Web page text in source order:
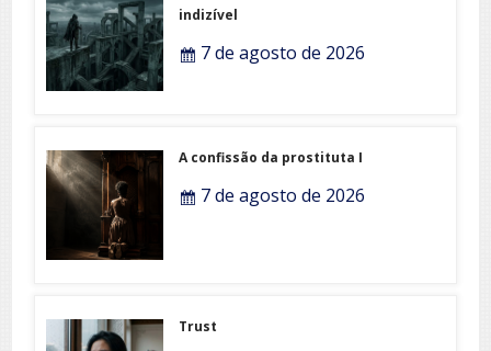
indizível
7 de agosto de 2026
A confissão da prostituta I
7 de agosto de 2026
Trust